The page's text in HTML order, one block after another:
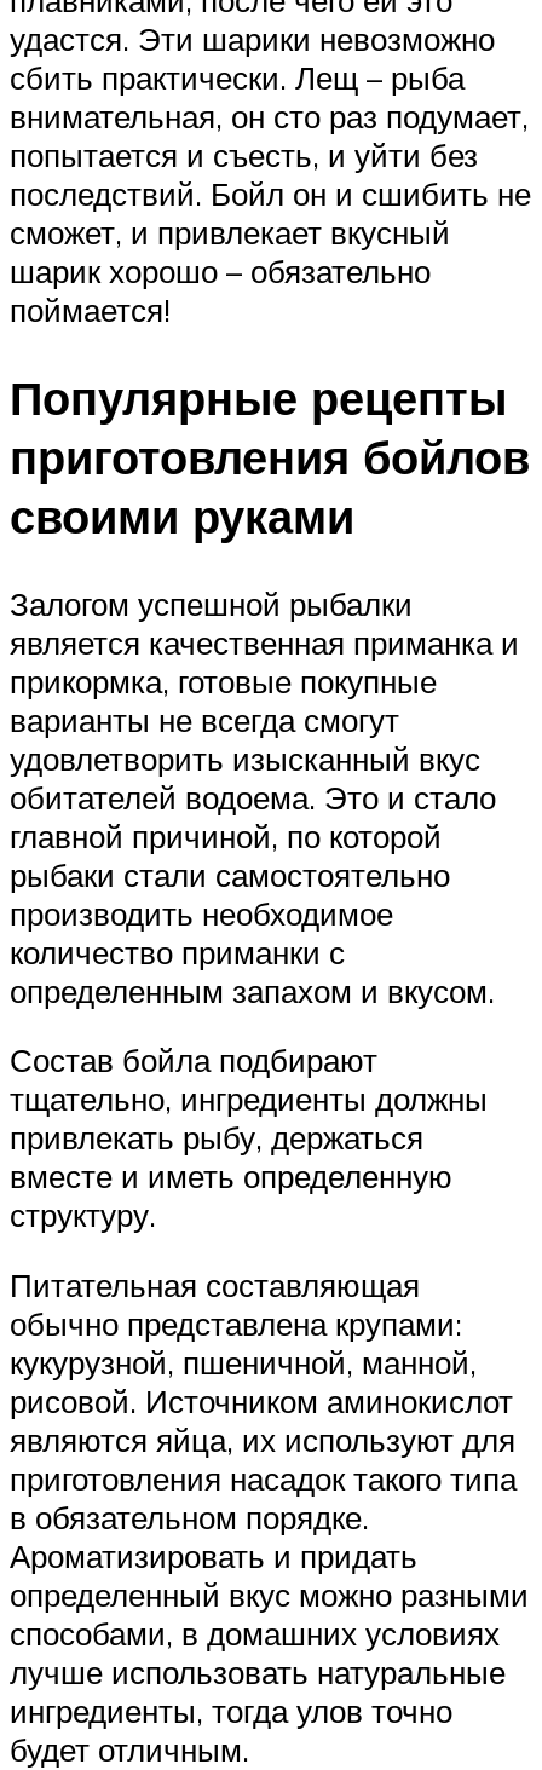
удастся. Эти шарики невозможно
сбить практически. Лещ – рыба
внимательная, он сто раз подумает,
попытается и съесть, и уйти без
последствий. Бойл он и сшибить не
сможет, и привлекает вкусный
шарик хорошо – обязательно
поймается!
Популярные рецепты
приготовления бойлов
своими руками
Залогом успешной рыбалки
является качественная приманка и
прикормка, готовые покупные
варианты не всегда смогут
удовлетворить изысканный вкус
обитателей водоема. Это и стало
главной причиной, по которой
рыбаки стали самостоятельно
производить необходимое
количество приманки с
определенным запахом и вкусом.
Состав бойла подбирают
тщательно, ингредиенты должны
привлекать рыбу, держаться
вместе и иметь определенную
структуру.
Питательная составляющая
обычно представлена крупами:
кукурузной, пшеничной, манной,
рисовой. Источником аминокислот
являются яйца, их используют для
приготовления насадок такого типа
в обязательном порядке.
Ароматизировать и придать
определенный вкус можно разными
способами, в домашних условиях
лучше использовать натуральные
ингредиенты, тогда улов точно
будет отличным.